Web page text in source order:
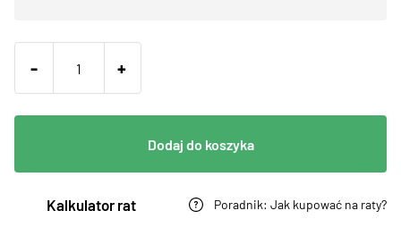
- +
Dodaj do koszyka
Kalkulator rat Poradnik: Jak kupować na raty?